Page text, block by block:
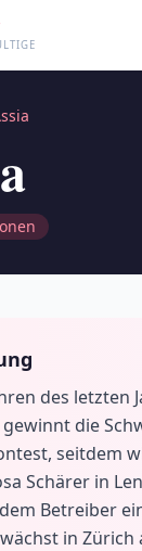
des
die
seitdem
Schärer in
Betreiber
in